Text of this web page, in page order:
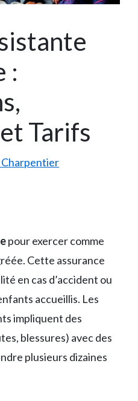
:
Tarifs
Charpentier
pour exercer comme
Cette assurance
en cas d’accident ou
accueillis. Les
impliquent des
blessures) avec des
plusieurs dizaines